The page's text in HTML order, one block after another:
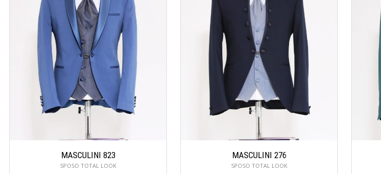
MASCULINI 823
SPOSO TOTAL LOOK
MASCULINI 276
SPOSO TOTAL LOOK